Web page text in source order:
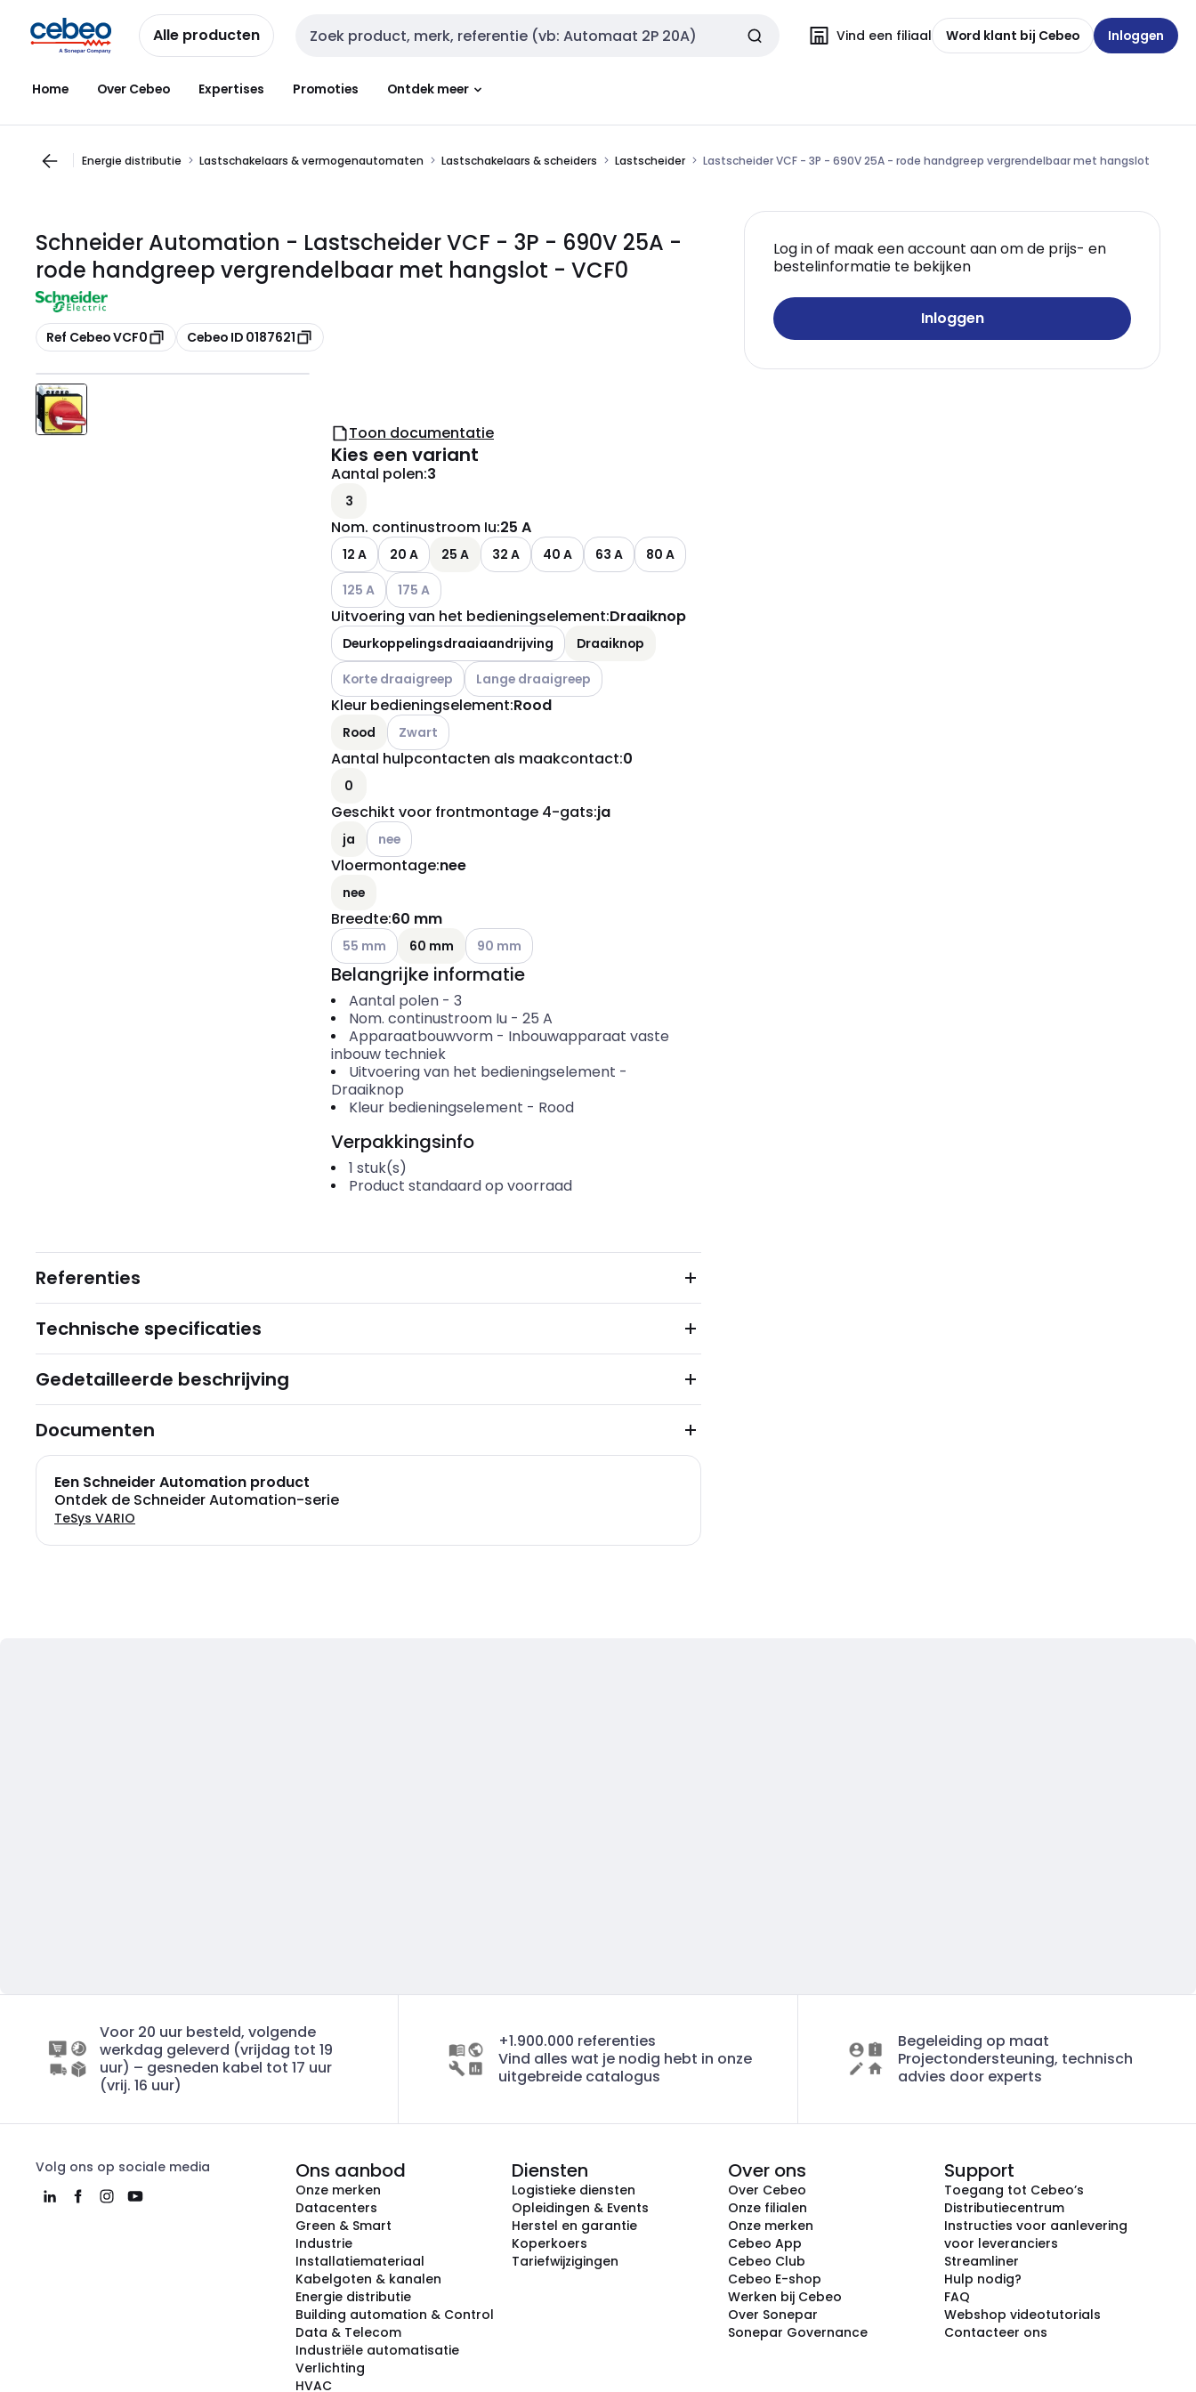
naar
navigatie
naar
inhoud
Alle producten Zoekveld invoer Vind een filiaal Word klant bij Cebeo Inloggen
Home Over Cebeo Expertises Promoties Ontdek meer
Energie distributie Lastschakelaars & vermogenautomaten Lastschakelaars & scheiders Lastscheider Lastscheider VCF - 3P - 690V 25A - rode handgreep vergrendelbaar met hangslot
Schneider Automation - Lastscheider VCF - 3P - 690V 25A -
rode handgreep vergrendelbaar met hangslot - VCF0
Kopiëren
Ref Cebeo VCF0 Kopiëren
Cebeo ID 0187621
Log in of maak een account aan om de prijs- en
bestelinformatie te bekijken
Inloggen
Toon documentatie
Kies een variant
Aantal polen:3
3
Nom. continustroom Iu:25 A
12 A 20 A 25 A 32 A 40 A 63 A
80 A
Andere varianten (Huidige combinatie niet mogelijk)
125 A Andere varianten (Huidige combinatie niet mogelijk)
175 A
Uitvoering van het bedieningselement:Draaiknop
Deurkoppelingsdraaiaandrijving
Draaiknop
Andere varianten (Huidige combinatie niet mogelijk)
Korte draaigreep Andere varianten (Huidige combinatie niet mogelijk)
Lange draaigreep
Kleur bedieningselement:Rood
Rood Andere varianten (Huidige combinatie niet mogelijk)
Zwart
Aantal hulpcontacten als maakcontact:0
0
Geschikt voor frontmontage 4-gats:ja
ja Andere varianten (Huidige combinatie niet mogelijk)
nee
Vloermontage:nee
nee
Breedte:60 mm
Andere varianten (Huidige combinatie niet mogelijk)
55 mm 60 mm Andere varianten (Huidige combinatie niet mogelijk)
90 mm
Belangrijke informatie
Aantal polen- 3
Nom. continustroom Iu- 25 A
Apparaatbouwvorm- Inbouwapparaat vaste
inbouw techniek
Uitvoering van het bedieningselement -
Draaiknop
Kleur bedieningselement - Rood
Verpakkingsinfo
1 stuk(s)
Product standaard op voorraad
Referenties
Technische specificaties
Gedetailleerde beschrijving
Documenten
Een Schneider Automation product
Ontdek de Schneider Automation-serie
TeSys VARIO
Voor 20 uur besteld, volgende
werkdag geleverd (vrijdag tot 19
uur) – gesneden kabel tot 17 uur
(vrij. 16 uur)
+1.900.000 referenties
Vind alles wat je nodig hebt in onze
uitgebreide catalogus
Begeleiding op maat
Projectondersteuning, technisch
advies door experts
Volg ons op sociale media Ons aanbod
Onze merken
Datacenters
Green & Smart
Industrie
Installatiemateriaal
Kabelgoten & kanalen
Energie distributie
Building automation & Control
Data & Telecom
Industriële automatisatie
Verlichting
HVAC
Diensten
Logistieke diensten
Opleidingen & Events
Herstel en garantie
Koperkoers
Tariefwijzigingen
Over ons
Over Cebeo
Onze filialen
Onze merken
Cebeo App
Cebeo Club
Cebeo E-shop
Werken bij Cebeo
Over Sonepar
Sonepar Governance
Support
Toegang tot Cebeo’s
Distributiecentrum
Instructies voor aanlevering
voor leveranciers
Streamliner
Hulp nodig?
FAQ
Webshop videotutorials
Contacteer ons